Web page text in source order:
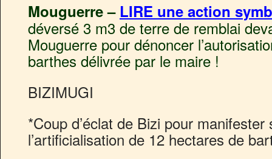
Mouguerre – LIRE une action
déversé 3 m3 de terre de remblai
Mouguerre pour dénoncer
barthes délivrée par le maire !
BIZIMUGI
*Coup d’éclat de Bizi pour
l’artificialisation de 12 hectares de